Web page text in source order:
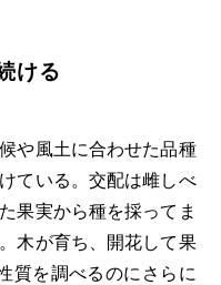
ける
や風土に合わせた品種
ている。交配は雌しべ
果実から種を採ってま
木が育ち、開花して果
質を調べるのにさらに